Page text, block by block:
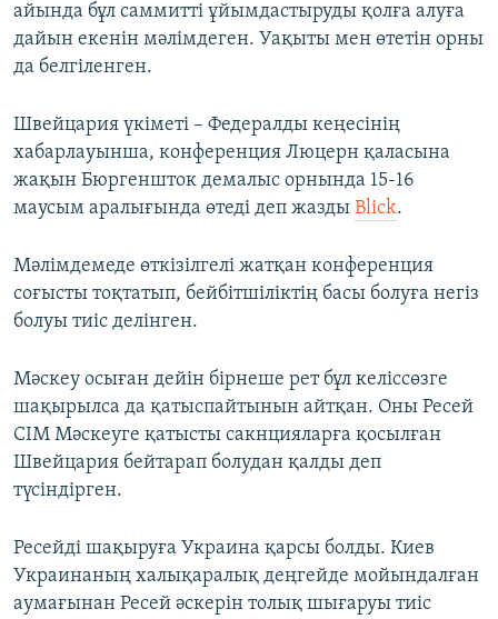
айында бұл саммитті ұйымдастыруды қолға алуға
дайын екенін мәлімдеген. Уақыты мен өтетін орны
да белгіленген.
Швейцария үкіметі – Федералды кеңесінің
хабарлауынша, конференция Люцерн қаласына
жақын Бюргеншток демалыс орнында 15-16
маусым аралығында өтеді деп жазды Blick.
Мәлімдемеде өткізілгелі жатқан конференция
соғысты тоқтатып, бейбітшіліктің басы болуға негіз
болуы тиіс делінген.
Мәскеу осыған дейін бірнеше рет бұл келіссөзге
шақырылса да қатыспайтынын айтқан. Оны Ресей
СІМ Мәскеуге қатысты сакнцияларға қосылған
Швейцария бейтарап болудан қалды деп
түсіндірген.
Ресейді шақыруға Украина қарсы болды. Киев
Украинаның халықаралық деңгейде мойындалған
аумағынан Ресей әскерін толық шығаруы тиіс